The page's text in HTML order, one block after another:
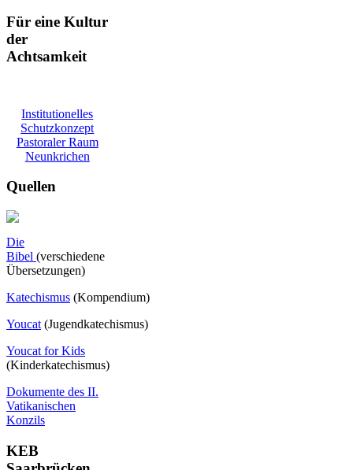
Für eine Kultur
der
Achtsamkeit
Institutionelles
Schutzkonzept
Pastoraler Raum
Neunkrichen
Quellen
Die
Bibel (verschiedene
Übersetzungen)
Katechismus (Kompendium)
Youcat (Jugendkatechismus)
Youcat for Kids
(Kinderkatechismus)
Dokumente des II.
Vatikanischen
Konzils
KEB